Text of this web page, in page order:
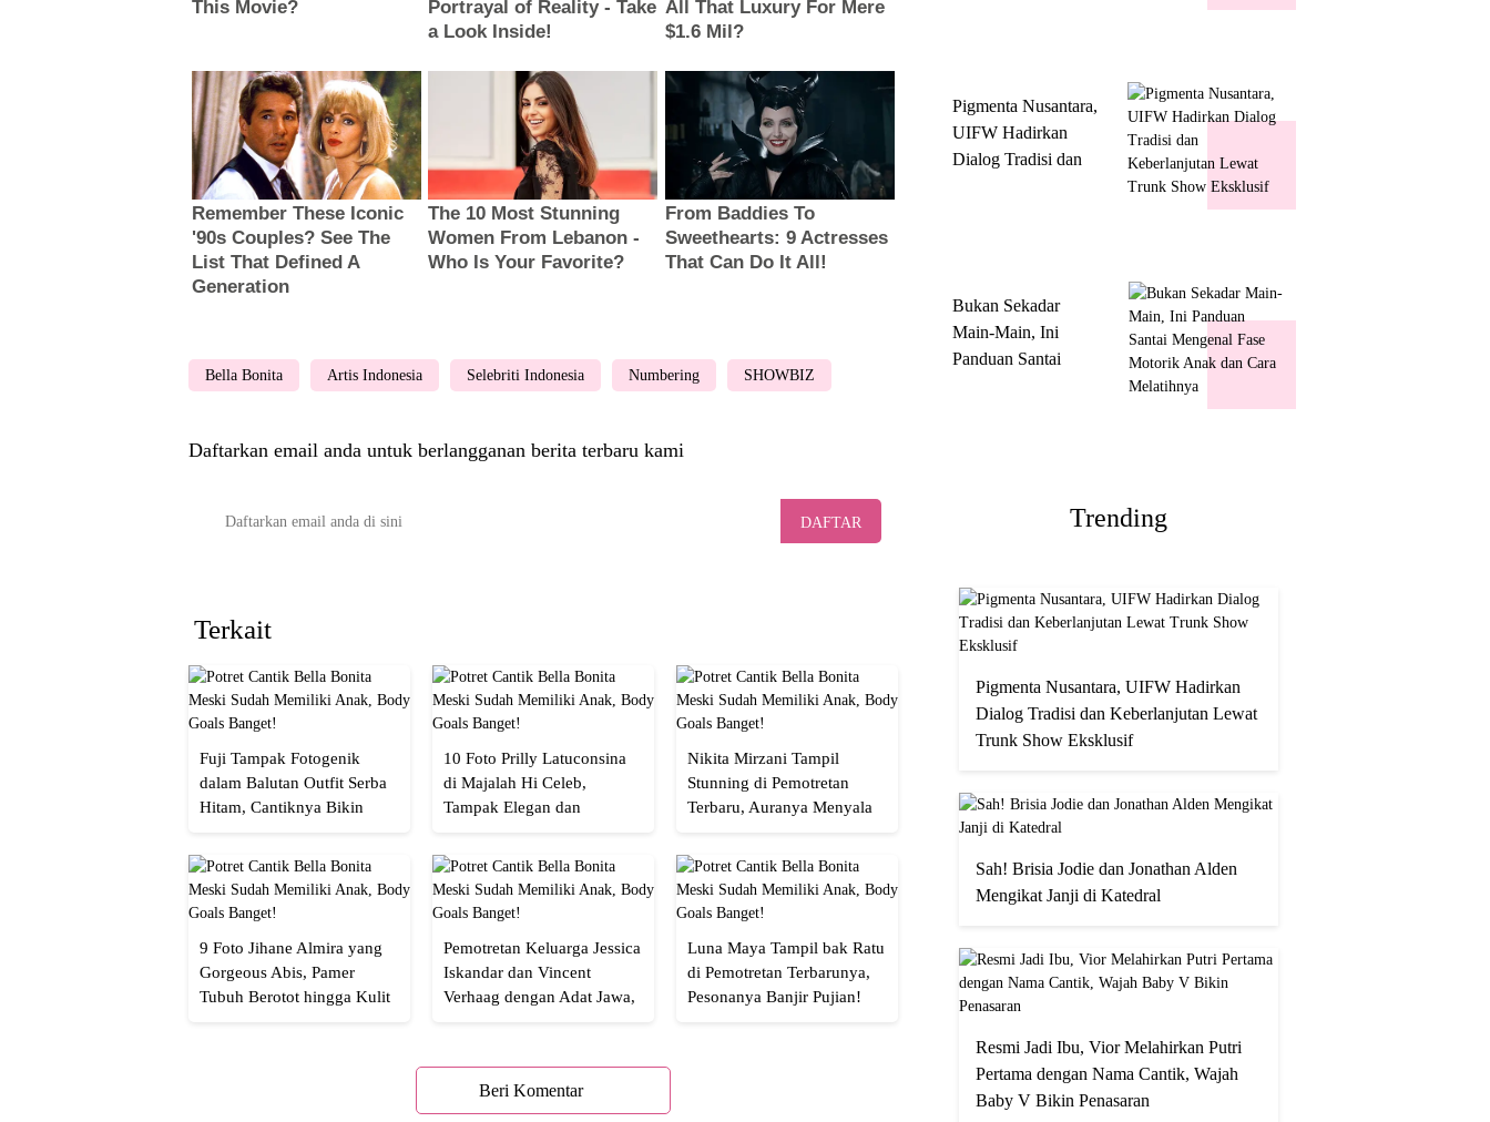
Bella Bonita Artis Indonesia Selebriti Indonesia Numbering SHOWBIZ
Daftarkan email anda untuk berlangganan berita terbaru kami
DAFTAR
Terkait
Fuji Tampak Fotogenik
dalam Balutan Outfit Serba
Hitam, Cantiknya Bikin
10 Foto Prilly Latuconsina
di Majalah Hi Celeb,
Tampak Elegan dan
Nikita Mirzani Tampil
Stunning di Pemotretan
Terbaru, Auranya Menyala
9 Foto Jihane Almira yang
Gorgeous Abis, Pamer
Tubuh Berotot hingga Kulit
Pemotretan Keluarga Jessica
Iskandar dan Vincent
Verhaag dengan Adat Jawa,
Luna Maya Tampil bak Ratu
di Pemotretan Terbarunya,
Pesonanya Banjir Pujian!
Beri Komentar
Pigmenta Nusantara,
UIFW Hadirkan
Dialog Tradisi dan
Bukan Sekadar
Main-Main, Ini
Panduan Santai
Trending
Pigmenta Nusantara, UIFW Hadirkan
Dialog Tradisi dan Keberlanjutan Lewat
Trunk Show Eksklusif
Sah! Brisia Jodie dan Jonathan Alden
Mengikat Janji di Katedral
Resmi Jadi Ibu, Vior Melahirkan Putri
Pertama dengan Nama Cantik, Wajah
Baby V Bikin Penasaran